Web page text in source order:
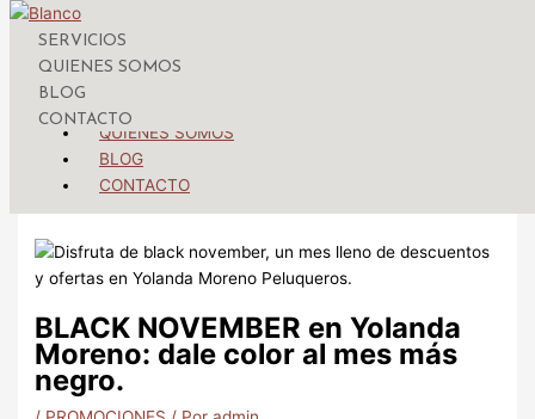
Ir al contenido
Yolanda Moreno Peluqueros
Menú
QUIENES SOMOS
BLOG
CONTACTO
SERVICIOS
QUIENES SOMOS
BLOG
CONTACTO
BLACK NOVEMBER en Yolanda
Moreno: dale color al mes más
negro.